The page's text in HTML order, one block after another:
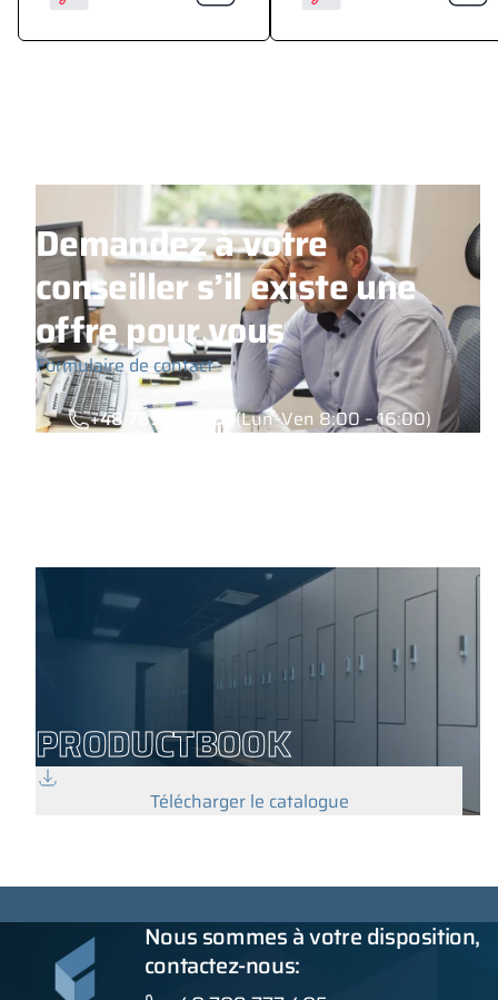
Demandez à votre
conseiller s’il existe une
offre pour vous
Formulaire de contact
+48 789 777 485 (Lun–Ven 8:00 – 16:00)
PRODUCTBOOK
Télécharger le catalogue
Nous sommes à votre disposition,
contactez-nous: